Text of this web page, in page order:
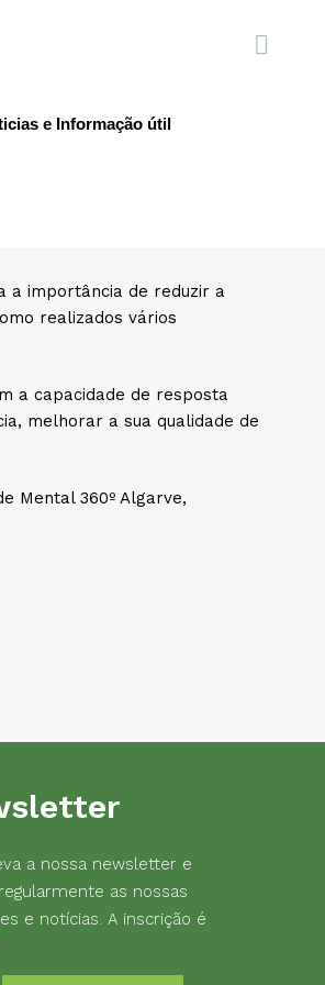
e Informação útil
de saúde enquadradas e
a importância de reduzir a
realizados vários
a capacidade de resposta
melhorar a sua qualidade de
Mental 360º Algarve,
a nossa newsletter e
as nossas
e notícias. A inscrição é